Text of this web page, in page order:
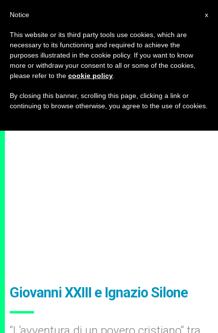
Giovanni XXIII e Ignazio Silone
x
Notice
This website or its third party tools use cookies, which are
necessary to its functioning and required to achieve the
purposes illustrated in the cookie policy. If you want to know
more or withdraw your consent to all or some of the cookies,
please refer to the cookie policy
By closing this banner, scrolling this page, clicking a link or
continuing to browse otherwise, you agree to the use of cookies.